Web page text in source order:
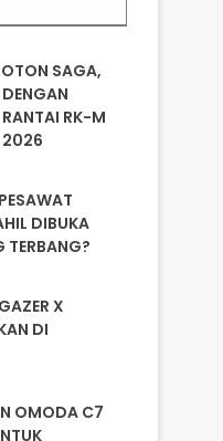
SAGA,
RANTAI RK-M
2026
DIBUKA
TERBANG?
X
DI
OMODA C7